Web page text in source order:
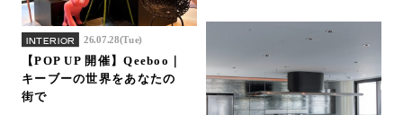
INTERIOR 26.07.28(Tue)
【POP UP 開催】Qeeboo｜
キーブーの世界をあなたの
街で